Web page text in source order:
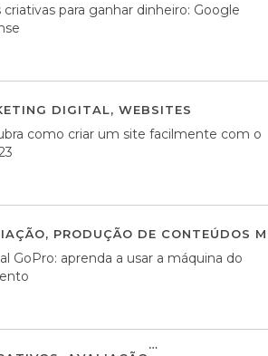
criativas para ganhar dinheiro: Google
DIGITAL, WEBSITES
como criar um site facilmente com o
, PRODUÇÃO DE CONTEÚDOS
GoPro: aprenda a usar a máquina do